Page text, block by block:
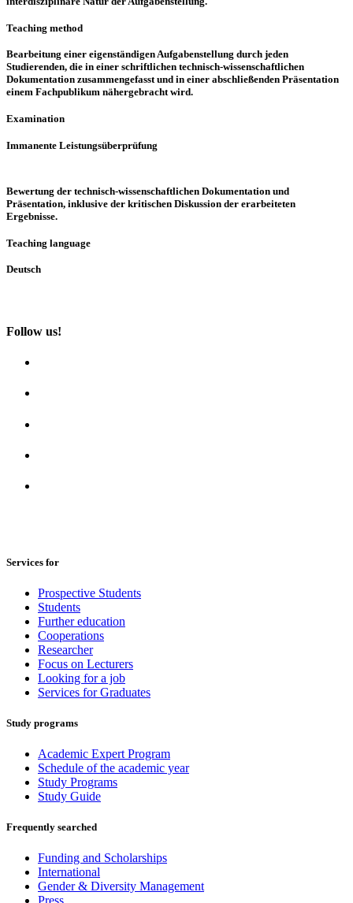
Teaching method
Bearbeitung einer eigenständigen Aufgabenstellung durch jeden
Studierenden, die in einer schriftlichen technisch-wissenschaftlichen
Dokumentation zusammengefasst und in einer abschließenden Präsentation
einem Fachpublikum nähergebracht wird.
Examination
Immanente Leistungsüberprüfung
Bewertung der technisch-wissenschaftlichen Dokumentation und
Präsentation, inklusive der kritischen Diskussion der erarbeiteten
Ergebnisse.
Teaching language
Deutsch
Follow us!
Services for
Prospective Students
Students
Further education
Cooperations
Researcher
Focus on Lecturers
Looking for a job
Services for Graduates
Study programs
Academic Expert Program
Schedule of the academic year
Study Programs
Study Guide
Frequently searched
Funding and Scholarships
International
Gender & Diversity Management